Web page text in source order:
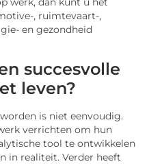
, ruimtevaart-,
en gezondheid
succesvolle
leven?
is niet eenvoudig.
verrichten om hun
tool te ontwikkelen
in realiteit. Verder heeft